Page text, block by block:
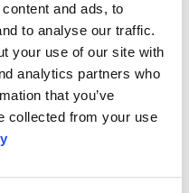
and ads, to
to analyse our traffic.
your use of our site with
analytics partners who
that you’ve
collected from your use
A1을 사용한
말 재료의 안식각, 낙하
및 차이각 테스트
A1 개요 | 자